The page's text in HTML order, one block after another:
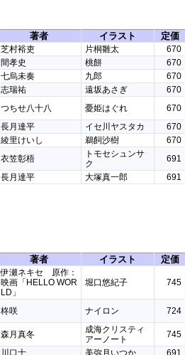
著者 イラスト 定価
芝村裕吏 片桐雛太 670
間孝史 桃餅 670
七烏未奏 九郎 670
志瑞祐 遠坂あさぎ 670
つちせ八十八 憂姫はぐれ 670
長月達平 イセ川ヤスタカ 670
綾里けいし 鵜飼沙樹 670
衣笠彰梧
トモセシュンサ
ク
691
長月達平 大塚真一郎 691
著者 イラスト 定価
伊瀬ネキセ 原作：
映画「HELLO WOR
LD」
堀口悠紀子 745
柊咲 ナイロン 724
森月真冬
成海クリスティ
アーノート
745
川口士 美弥月いつか 691